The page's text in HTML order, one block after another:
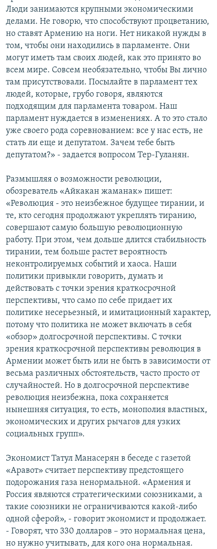
Люди занимаются крупными экономическими
делами. Не говорю, что способствуют процветанию,
но ставят Армению на ноги. Нет никакой нужды в
том, чтобы они находились в парламенте. Они
могут иметь там своих людей, как это принято во
всем мире. Cовсем необязательно, чтобы Вы лично
там присутствовали. Посылайте в парламент тех
людей, которые, грубо говоря, являются
подходящим для парламента товаром. Наш
парламент нуждается в изменениях. А то это стало
уже своего рода соревнованием: все у нас есть, не
стать ли еще и депутатом. Зачем тебе быть
депутатом?» - задается вопросом Тер-Гуланян.
Размышляя о возможности революции,
обозреватель «Айкакан жаманак» пишет:
«Революция - это неизбежное будущее тирании, и
те, кто сегодня продолжают укреплять тиранию,
совершают самую большую революционную
работу. При этом, чем дольше длится стабильность
тирании, тем больше растет вероятность
неконтролируемых событий и хаоса. Наши
политики привыкли говорить, думать и
действовать с точки зрения краткосрочной
перспективы, что само по себе придает их
политике несерьезный, и имитационный характер,
потому что политика не может включать в себя
«обзор» долгосрочной перспективы. С точки
зрения краткосрочной перспективы революция в
Армении может быть или не быть в зависимости от
весьма различных обстоятельств, часто просто от
случайностей. Но в долгосрочной перспективе
революция неизбежна, пока сохраняется
нынешняя ситуация, то есть, монополия властных,
экономических и других рычагов для узких
социальных групп».
Экономист Татул Манасерян в беседе с газетой
«Аравот» считает перспективу предстоящего
подорожания газа ненормальной. «Армения и
Россия являются стратегическими союзниками, а
такие союзники не ограничиваются какой-либо
одной сферой», - говорит экономист и продолжает.
- Говорят, что 330 долларов – это нормальная цена,
но нужно учитывать, для кого она нормальная.